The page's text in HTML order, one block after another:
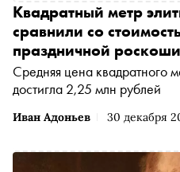
Иван Адоньев 30 декабря
Квадратный метр
сравнили со
праздничной роскоши
Средняя цена квадратного
достигла 2,25 млн рублей